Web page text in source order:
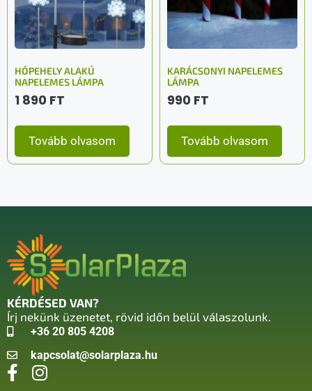
HÓPEHELY ALAKÚ
NAPELEMES LÁMPA
1 890 FT
Tovább olvasom
KARÁCSONYI NAPELEMES
LÁMPA
990 FT
Tovább olvasom
KÉRDÉSED VAN?
Írj nekünk üzenetet, rövid időn belül válaszolunk.
+36 20 805 4208
kapcsolat@solarplaza.hu